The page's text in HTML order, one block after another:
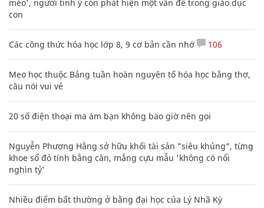
mèo', người tinh ý còn phát hiện một vấn đề trong giáo dục
con
Các công thức hóa học lớp 8, 9 cơ bản cần nhớ 106
Mẹo học thuộc Bảng tuần hoàn nguyên tố hóa học bằng thơ,
câu nói vui vẻ
20 số điện thoại ma ám bạn không bao giờ nên gọi
Nguyễn Phương Hằng sở hữu khối tài sản "siêu khủng", từng
khoe sổ đỏ tính bằng cân, mắng cựu mẫu 'không có nổi
nghìn tỷ'
Nhiều điểm bất thường ở bằng đại học của Lý Nhã Kỳ